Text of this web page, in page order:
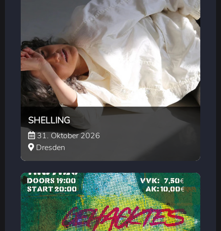
SHELLING
31. Oktober 2026
Dresden